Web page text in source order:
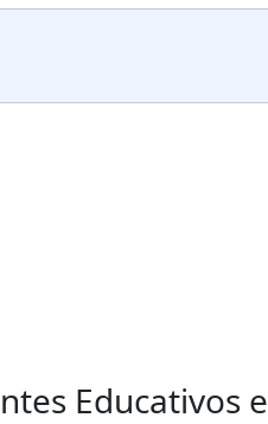
Educativos e